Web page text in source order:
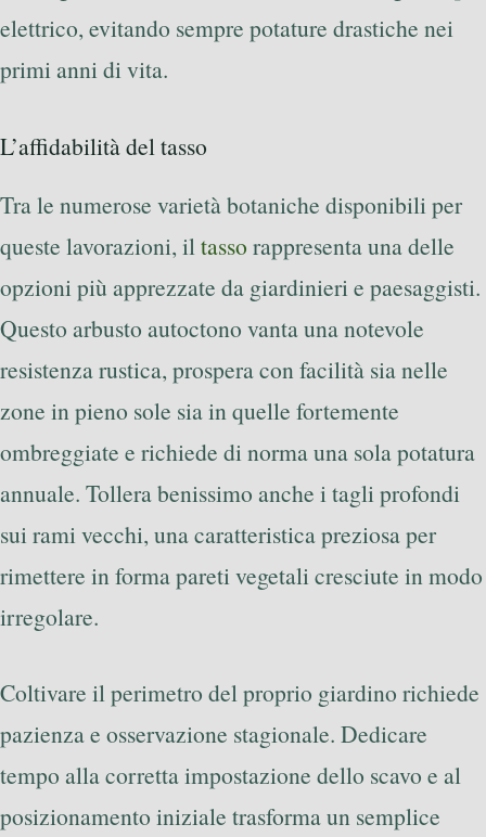
elettrico, evitando sempre potature drastiche nei
primi anni di vita.
L’affidabilità del tasso
Tra le numerose varietà botaniche disponibili per
queste lavorazioni, iltasso rappresenta una delle
opzioni più apprezzate da giardinieri e paesaggisti.
Questo arbusto autoctono vanta una notevole
resistenza rustica, prospera con facilità sia nelle
zone in pieno sole sia in quelle fortemente
ombreggiate e richiede di norma una sola potatura
annuale. Tollera benissimo anche i tagli profondi
sui rami vecchi, una caratteristica preziosa per
rimettere in forma pareti vegetali cresciute in modo
irregolare.
Coltivare il perimetro del proprio giardino richiede
pazienza e osservazione stagionale. Dedicare
tempo alla corretta impostazione dello scavo e al
posizionamento iniziale trasforma un semplice